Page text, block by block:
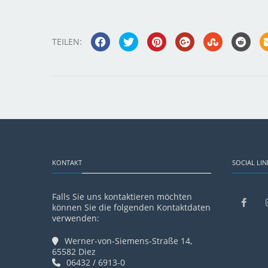
TEILEN:
KONTAKT
Falls Sie uns kontaktieren möchten
können Sie die folgenden Kontaktdaten
verwenden:
Werner-von-Siemens-Straße 14,
65582 Diez
06432 / 6913-0
SOCIAL